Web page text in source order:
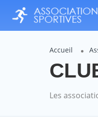
Accueil
Les